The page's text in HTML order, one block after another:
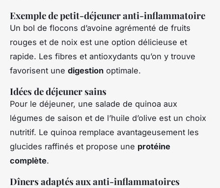
Exemple de petit-déjeuner anti-inflammatoire
Un bol de flocons d’avoine agrémenté de fruits
rouges et de noix est une option délicieuse et
rapide. Les fibres et antioxydants qu’on y trouve
favorisent une digestion optimale.
Idées de déjeuner sains
Pour le déjeuner, une salade de quinoa aux
légumes de saison et de l’huile d’olive est un choix
nutritif. Le quinoa remplace avantageusement les
glucides raffinés et propose une protéine
complète.
Dîners adaptés aux anti-inflammatoires